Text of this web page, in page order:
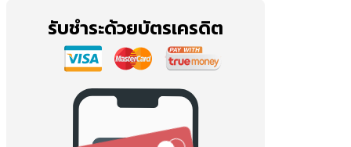
รับชำระด้วยบัตรเครดิต